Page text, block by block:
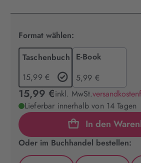
Format wählen:
Taschenbuch
15,99 €
E-Book
5,99 €
15,99 €inkl. MwSt.
Lieferbar innerhalb von 14 Tagen
In den
Oder im Buchhandel bestellen: